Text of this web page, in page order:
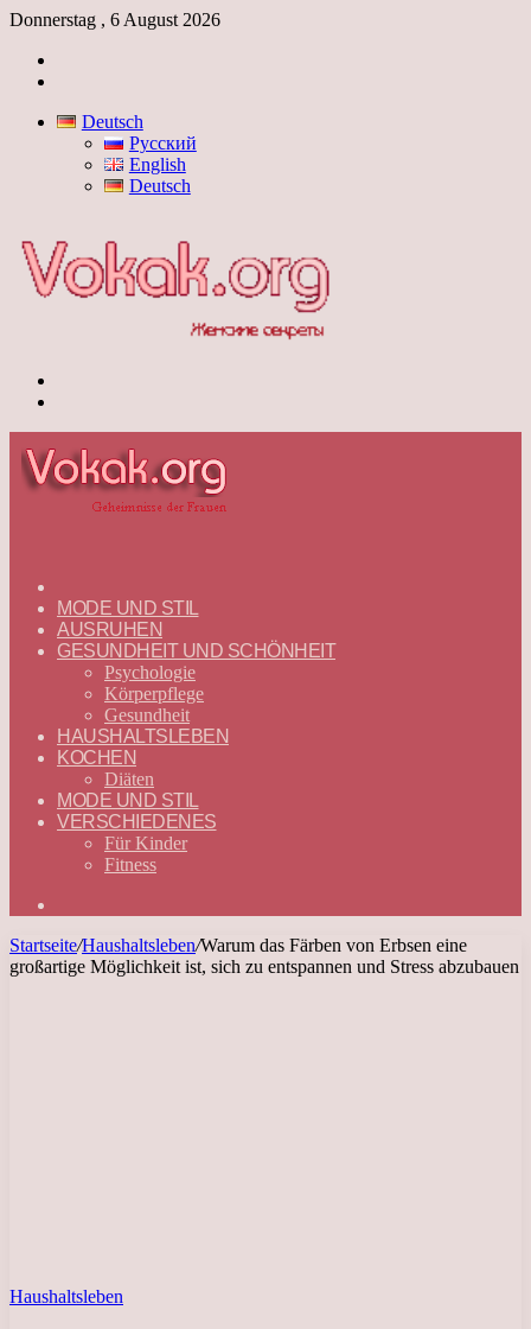
Donnerstag , 6 August 2026
Deutsch
Русский
English
Deutsch
—
DEUTSCH
MODE UND STIL
AUSRUHEN
GESUNDHEIT UND SCHÖNHEIT
Psychologie
Körperpflege
Gesundheit
HAUSHALTSLEBEN
KOCHEN
Diäten
MODE UND STIL
VERSCHIEDENES
Für Kinder
Fitness
Startseite/Haushaltsleben/Warum das Färben von Erbsen eine
großartige Möglichkeit ist, sich zu entspannen und Stress abzubauen
Haushaltsleben